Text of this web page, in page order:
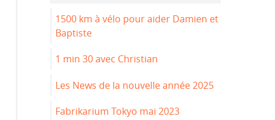
1500 km à vélo pour aider Damien et
Baptiste
1 min 30 avec Christian
Les News de la nouvelle année 2025
Fabrikarium Tokyo mai 2023